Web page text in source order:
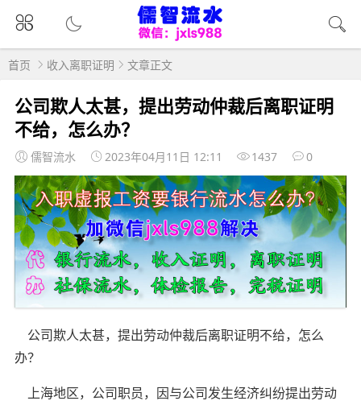
首页 收入离职证明 文章正文
公司欺人太甚，提出劳动仲裁后离职证明
不给，怎么办？
儒智流水 2023年04月11日 12:11 1437 0
公司欺人太甚，提出劳动仲裁后离职证明不给，怎么
办？
上海地区，公司职员，因与公司发生经济纠纷提出劳动